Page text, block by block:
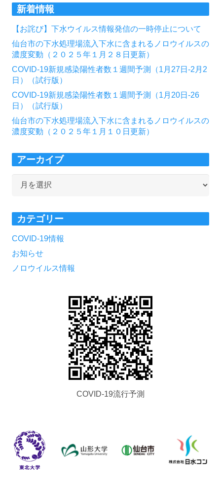
新着情報
【お詫び】下水ウイルス情報発信の一時停止について
仙台市の下水処理場流入下水に含まれるノロウイルスの
濃度変動（２０２５年１月２８日更新）
COVID-19新規感染陽性者数１週間予測（1月27日-2月2
日）（試行版）
COVID-19新規感染陽性者数１週間予測（1月20日-26
日）（試行版）
仙台市の下水処理場流入下水に含まれるノロウイルスの
濃度変動（２０２５年１月１０日更新）
アーカイブ
イ
ブ
カテゴリー
COVID-19情報
お知らせ
ノロウイルス情報
COVID-19流行予測